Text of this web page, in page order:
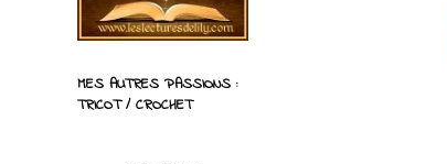
MES AUTRES PASSIONS :
TRICOT / CROCHET